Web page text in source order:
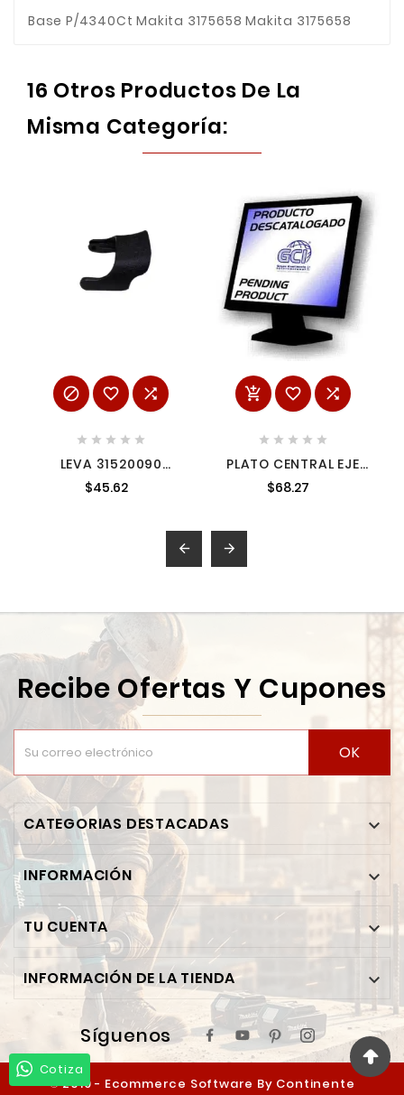
Base P/4340Ct Makita 3175658 Makita 3175658
16 Otros Productos De La
Misma Categoría:
  
    
LEVA 31520090
MILWAUKEE
$45.62
  
    
PLATO CENTRAL EJE
LS1030 3436399
3436399
$68.27
 
Recibe Ofertas Y Cupones
OK
CATEGORIAS DESTACADAS 
INFORMACIÓN 
TU CUENTA 
INFORMACIÓN DE LA TIENDA 
Síguenos
© 2019 - Ecommerce Software By Continente
Cotiza